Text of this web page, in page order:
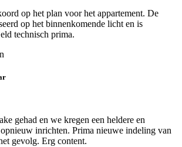
op het plan voor het appartement. De
op het binnenkomende licht en is
technisch prima.
gehad en we kregen een heldere en
inrichten. Prima nieuwe indeling van
gevolg. Erg content.